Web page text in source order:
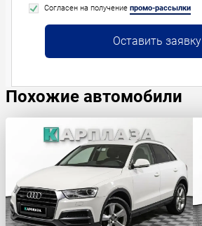
Согласен на получение промо-рассылки
Оставить заявку
Похожие автомобили